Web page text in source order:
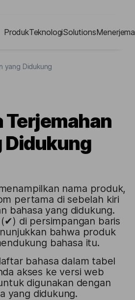
ProdukTeknologiSolutions
yang Didukung
Terjemahan
Didukung
nama produk,
pertama di sebelah kiri
bahasa yang didukung.
di persimpangan baris
bahwa produk
bahasa itu.
bahasa dalam tabel
akses ke versi web
digunakan dengan
yang didukung.